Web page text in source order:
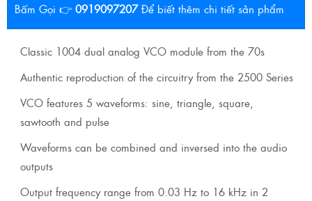
Bấm Gọi 👉 0919097207 Để biết thêm chi tiết sản phẩm
Classic 1004 dual analog VCO module from the 70s
Authentic reproduction of the circuitry from the 2500 Series
VCO features 5 waveforms: sine, triangle, square,
sawtooth and pulse
Waveforms can be combined and inversed into the audio
outputs
Output frequency range from 0.03 Hz to 16 kHz in 2